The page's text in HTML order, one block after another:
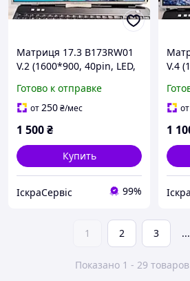
Матриця 17.3 B173RW01
V.2 (1600*900, 40pin, LED,
внизу) Б.У
Готово к отправке
от250₴/мес
1 500₴
Купить
ІскраСервіс 99%
V.4
от
1
1 2 3 ...
Показано 1 - 29